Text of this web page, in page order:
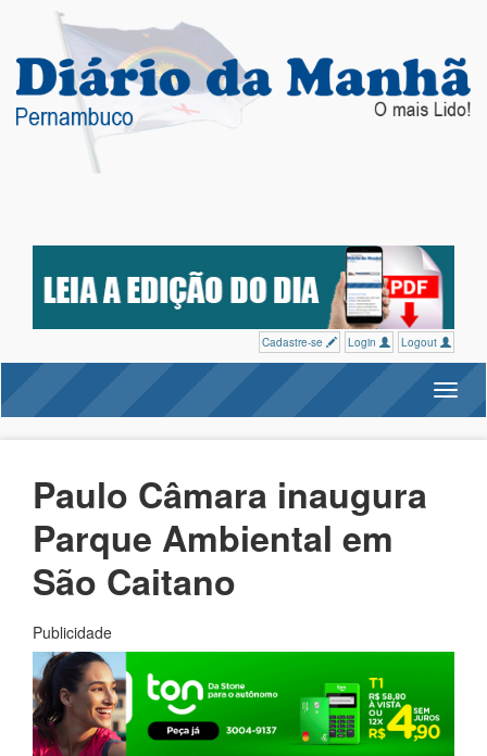
Cadastre-se Login Logout
Paulo Câmara inaugura
Parque Ambiental em
São Caitano
Publicidade